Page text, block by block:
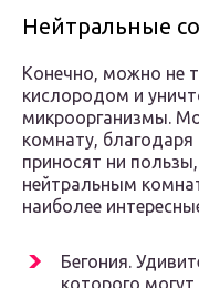
Нейтральные
Конечно, можно не
кислородом и
микроорганизмы.
комнату,
приносят ни
нейтральным
наиболее
Бегония.
которого